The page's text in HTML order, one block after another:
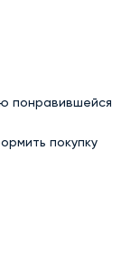
понравившейся
покупку